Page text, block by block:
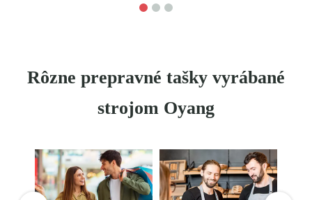
Rôzne prepravné tašky vyrábané
strojom Oyang